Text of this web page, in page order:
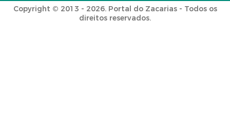
Copyright © 2013 - 2026. Portal do Zacarias - Todos os
direitos reservados.